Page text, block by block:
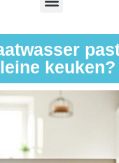
keuken?